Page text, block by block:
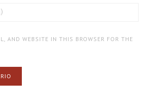
AND WEBSITE IN THIS BROWSER FOR THE